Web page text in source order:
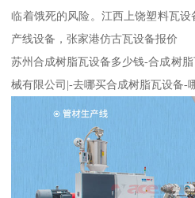
临着饿死的风险。江西上饶塑料瓦
产线设备，张家港仿古瓦设备报价
苏州合成树脂瓦设备多少钱-合成树
械有限公司|-去哪买合成树脂瓦设备-